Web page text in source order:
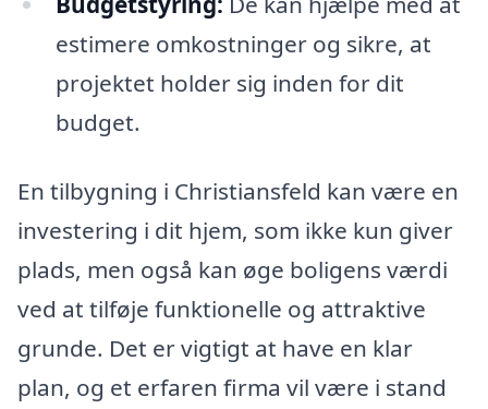
estimere omkostninger og sikre, at
projektet holder sig inden for dit
budget.
En tilbygning i Christiansfeld kan være en
investering i dit hjem, som ikke kun giver
plads, men også kan øge boligens værdi
ved at tilføje funktionelle og attraktive
grunde. Det er vigtigt at have en klar
plan, og et erfaren firma vil være i stand